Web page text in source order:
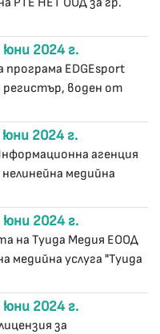
2024 г.
програма EDGEsport
регистър, воден от
2024 г.
агенция
медийна
2024 г.
на Туида Медия ЕООД
медийна услуга "Туида
2024 г.
за